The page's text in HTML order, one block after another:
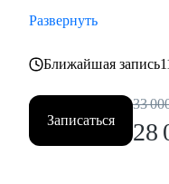
Кому могу помочь:
• строительство,
нефтегазовая отрасль;
• закупки, cнабжение,
• продажи, HoReCa;
Развернуть
Ближайшая запись
Записаться
33
28